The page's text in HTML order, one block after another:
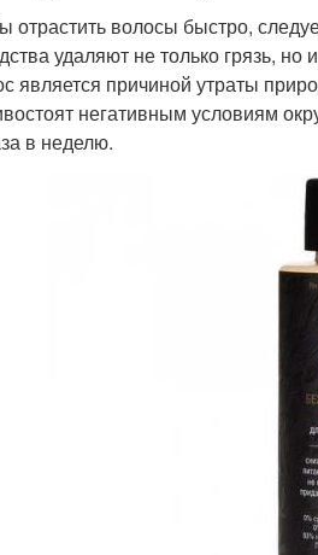
отрастить волосы быстро,
удаляют не только грязь,
является причиной утраты
негативным условиям
в неделю.